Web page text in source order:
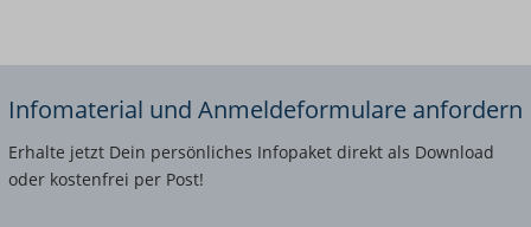
Infomaterial und Anmeldeformulare anfordern
Erhalte jetzt Dein persönliches Infopaket direkt als Download
oder kostenfrei per Post!